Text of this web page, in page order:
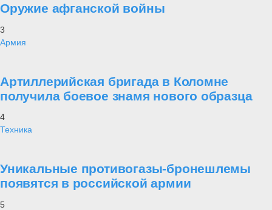
Оружие афганской войны
3
Армия
Артиллерийская бригада в Коломне
получила боевое знамя нового образца
4
Техника
Уникальные противогазы-бронешлемы
появятся в российской армии
5